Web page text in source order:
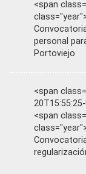
<span
personal
Portoviejo
<span
<span